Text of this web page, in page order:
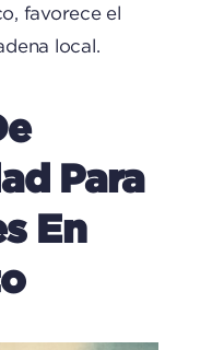
favorece el
local.
Para
En